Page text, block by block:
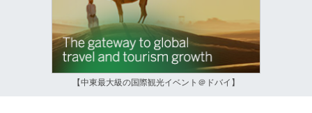
【中東最大級の国際観光イベント＠ドバイ】